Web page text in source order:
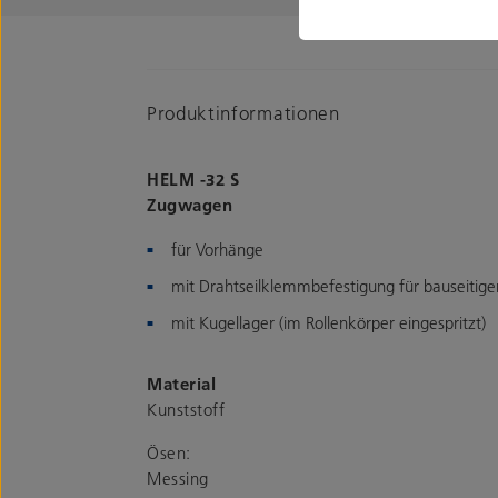
Produktinformationen
HELM -32 S
Zugwagen
für Vorhänge
mit Drahtseilklemmbefestigung für
mit Kugellager (im Rollenkörper eingespritzt)
Material
Kunststoff
Ösen:
Messing